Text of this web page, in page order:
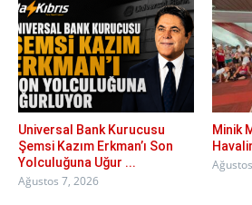
Universal Bank Kurucusu
Şemsi Kazım Erkman’ı Son
Yolculuğuna Uğur ...
Ağustos 7, 2026
Minik